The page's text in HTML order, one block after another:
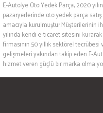
E-Autolye Oto Yedek Parça, 2020
pazaryerlerinde oto yedek parça
amacıyla kurulmuştur.Müşterilerinin
yılında kendi e-ticaret sitesini
firmasının 50 yıllık sektörel
gelişmeleri yakından takip eden E-
hizmet veren güçlü bir marka olma